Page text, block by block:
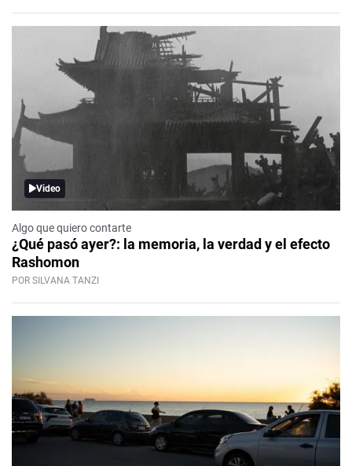
Video
Algo que quiero contarte
¿Qué pasó ayer?: la memoria, la verdad y el efecto
Rashomon
POR SILVANA TANZI